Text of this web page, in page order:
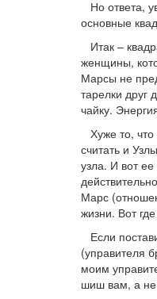
Но ответа,
основные
Итак –
женщины,
Марсы не
тарелки друг
чайку.
Хуже то,
считать и
узла. И вот
Марс
жизни. Вот
Если
(управителя
моим
шиш вам, а не